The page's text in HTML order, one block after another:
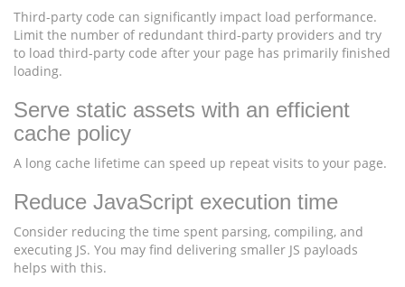
Third-party code can significantly impact load performance.
Limit the number of redundant third-party providers and try
to load third-party code after your page has primarily finished
loading.
Serve static assets with an efficient
cache policy
A long cache lifetime can speed up repeat visits to your page.
Reduce JavaScript execution time
Consider reducing the time spent parsing, compiling, and
executing JS. You may find delivering smaller JS payloads
helps with this.